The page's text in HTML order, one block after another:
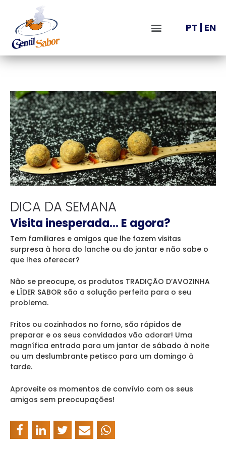
PT | EN
DICA DA SEMANA
Visita inesperada… E agora?
Tem familiares e amigos que lhe fazem visitas
surpresa à hora do lanche ou do jantar e não sabe o
que lhes oferecer?
Não se preocupe, os produtos TRADIÇÃO D’AVOZINHA
e LÍDER SABOR são a solução perfeita para o seu
problema.
Fritos ou cozinhados no forno, são rápidos de
preparar e os seus convidados vão adorar! Uma
magnífica entrada para um jantar de sábado à noite
ou um deslumbrante petisco para um domingo à
tarde.
Aproveite os momentos de convívio com os seus
amigos sem preocupações!